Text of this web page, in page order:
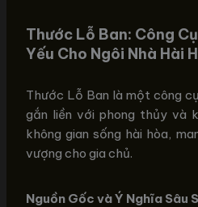
Thước Lỗ Ban: Công
Yếu Cho Ngôi Nhà Hài
Thước Lỗ Ban là một công
gắn liền với phong thủy và
không gian sống hài hòa,
vượng cho gia chủ.
Nguồn Gốc và Ý Nghĩa Sâu